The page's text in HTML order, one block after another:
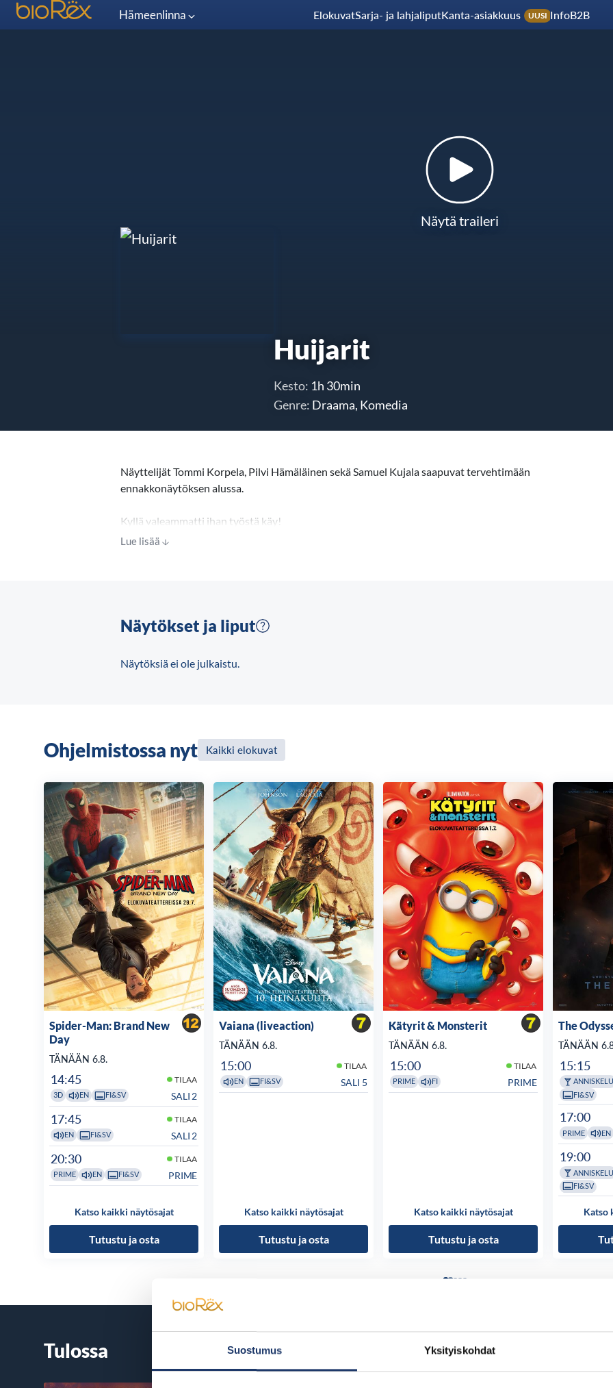
Suostumus Yksityiskohdat
Hämeenlinna ElokuvatSarja- ja lahjaliputKanta-asiakkuus UUSI InfoB2B
Näytä traileri
Huijarit
Kesto: 1h 30min
Genre: Draama, Komedia
Näyttelijät Tommi Korpela, Pilvi Hämäläinen sekä Samuel Kujala saapuvat tervehtimään
ennakkonäytöksen alussa.
Kyllä valeammatti ihan työstä käy!
Lue lisää
Näytökset ja liput
Näytöksiä ei ole julkaistu.
Ohjelmistossa nyt Kaikki elokuvat
Spider-Man: Brand New
Day
TÄNÄÄN 6.8.
14:45 TILAA
3D EN FI&SV SALI 2
17:45 TILAA
EN FI&SV SALI 2
20:30 TILAA
PRIME EN FI&SV PRIME
Katso kaikki näytösajat
Tutustu ja osta
Vaiana (liveaction)
TÄNÄÄN 6.8.
15:00 TILAA
EN FI&SV SALI 5
Katso kaikki näytösajat
Tutustu ja osta
Kätyrit & Monsterit
TÄNÄÄN 6.8.
15:00 TILAA
PRIME FI PRIME
Katso kaikki näytösajat
Tutustu ja osta
The
TÄNÄÄN
15:15
ANNISKELU
FI&SV
17:00
PRIME EN
19:00
ANNISKELU
FI&SV
Katso
Tulossa